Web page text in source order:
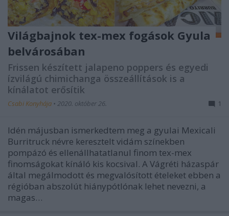
Világbajnok tex-mex fogások Gyula
belvárosában
Frissen készített jalapeno poppers és egyedi
ízvilágú chimichanga összeállítások is a
kínálatot erősítik
Csabi Konyhája • 2020. október 26. 1
Idén májusban ismerkedtem meg a gyulai Mexicali
Burritruck névre keresztelt vidám színekben
pompázó és ellenállhatatlanul finom tex-mex
finomságokat kínáló kis kocsival. A Vágréti házaspár
által megálmodott és megvalósított ételeket ebben a
régióban abszolút hiánypótlónak lehet nevezni, a
magas…